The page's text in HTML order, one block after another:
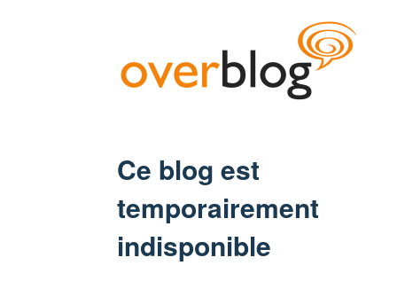
Ce blog est
temporairement
indisponible